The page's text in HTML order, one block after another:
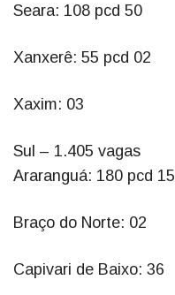
Seara: 108 pcd 50
Xanxerê: 55 pcd 02
Xaxim: 03
Sul – 1.405 vagas
Araranguá: 180 pcd 15
Braço do Norte: 02
Capivari de Baixo: 36